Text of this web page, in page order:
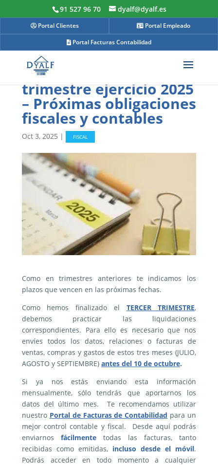
91 527 96 70 dyalf@dyalf.es
Portal Clientes
Portal Empleado
Portal Facturas Contabilidad
DYALF INFORMA: 3º
trimestre ejercicio 2025
– Próximas obligaciones
fiscales y contables
Oct 3, 2025 | FISCAL
Como en trimestres anteriores te indicamos los
plazos que vencen en las próximas fechas.
Como hemos finalizado el TERCER TRIMESTRE,
debemos practicar las liquidaciones
correspondientes. Para ello es necesario que nos
envíes todos los datos, relaciones o facturas de
ventas, compras y gastos de estos tres meses (JULIO,
AGOSTO y SEPTIEMBRE) antes del 10 de octubre.
Si ya nos estás enviando esta información
mensualmente, sólo tendrás que aportarnos los
datos del último mes. Te recomendamos utilizar
nuestro Portal de Facturas de Contabilidad para un
mejor control contable y fiscal. Desde aquí podrás
enviarnos fácilmentetodas las facturas, tanto
recibidas como emitidas, incluso desde el móvil.
Podrás acceder en todo momento a cualquier